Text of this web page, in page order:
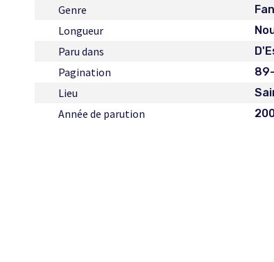
Genre
Longueur
Paru dans
Pagination
Lieu
Année de parution